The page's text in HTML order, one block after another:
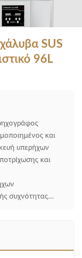
SUS
96L
και
υπερήχων
και
συχνότητας...